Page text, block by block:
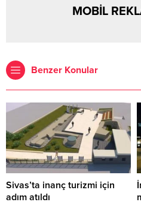
MOBİL
Benzer Konular
Sivas’ta inanç turizmi için
adım atıldı